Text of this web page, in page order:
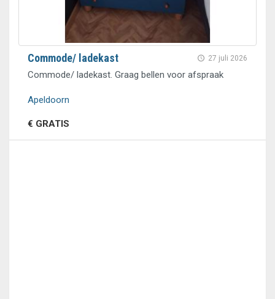
27 juli 2026
Commode/ ladekast
Commode/ ladekast. Graag bellen voor afspraak
Apeldoorn
€ GRATIS